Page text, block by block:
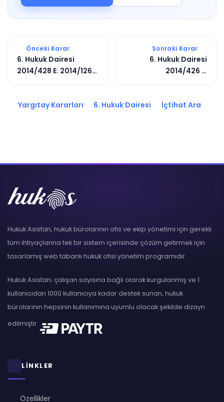
Önceki Karar
6. Hukuk Dairesi
2014/428 E. 2014/1262
Sonraki Karar
6. Hukuk Dairesi
2014/426 E.
Yargıtay Kararları 6. Hukuk Dairesi İçtihat Ara
Hukuk Asistan, hukuk bürolarının ofis ve ekip yönetimi için gerekli
tüm ihtiyaçlarına tek bir sistem içerisinde çözüm getirmek için
tasarlamış web tabanlı hukuk ofisi yönetim programıdır.
Hukuk Asistan; çalışan sayısına bağlı olarak kurgulanmış ve 1
kullanıcıdan 1000 kullanıcıya kadar destek sunan, hukuk
bürolarının hepsinin kullanımına uyumlu olacak şekilde dizayn
edilmiştir.
LİNKLER
Özellikler